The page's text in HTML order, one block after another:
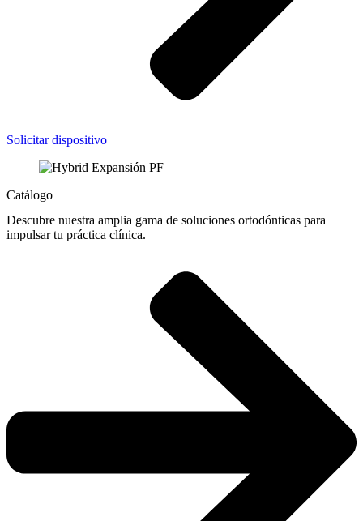
Solicitar dispositivo
Catálogo
Descubre nuestra amplia gama de soluciones ortodónticas para
impulsar tu práctica clínica.